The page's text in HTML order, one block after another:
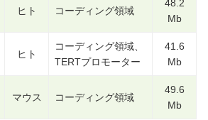
ヒト コーディング領域
48.2
Mb
ヒト
コーディング領域、
TERTプロモーター
41.6
Mb
マウス コーディング領域
49.6
Mb